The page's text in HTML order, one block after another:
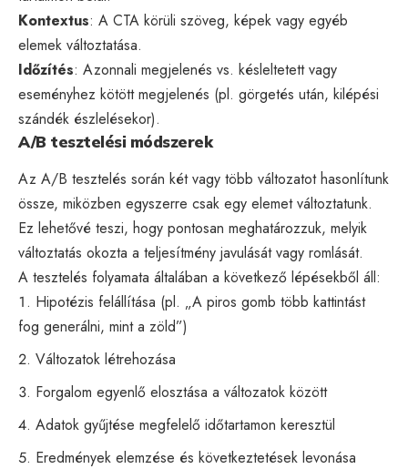
Kontextus: A CTA körüli szöveg, képek vagy egyéb
elemek változtatása.
Időzítés: Azonnali megjelenés vs. késleltetett vagy
eseményhez kötött megjelenés (pl. görgetés után, kilépési
szándék észlelésekor).
A/B tesztelési módszerek
Az A/B tesztelés során két vagy több változatot hasonlítunk
össze, miközben egyszerre csak egy elemet változtatunk.
Ez lehetővé teszi, hogy pontosan meghatározzuk, melyik
változtatás okozta a teljesítmény javulását vagy romlását.
A tesztelés folyamata általában a következő lépésekből áll:
Hipotézis felállítása (pl. „A piros gomb több kattintást
fog generálni, mint a zöld”)
Változatok létrehozása
Forgalom egyenlő elosztása a változatok között
Adatok gyűjtése megfelelő időtartamon keresztül
Eredmények elemzése és következtetések levonása